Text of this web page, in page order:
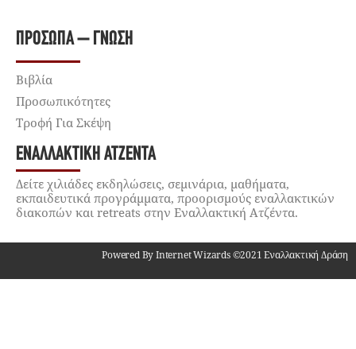
ΠΡΌΣΩΠΑ – ΓΝΏΣΗ
Βιβλία
Προσωπικότητες
Τροφή Για Σκέψη
ΕΝΑΛΛΑΚΤΙΚΉ ΑΤΖΈΝΤΑ
Δείτε χιλιάδες εκδηλώσεις, σεμινάρια, μαθήματα,
εκπαιδευτικά προγράμματα, προορισμούς εναλλακτικών
διακοπών και retreats στην Εναλλακτική Ατζέντα.
Powered By Internet Wizards ©2021 Εναλλακτική Δράση